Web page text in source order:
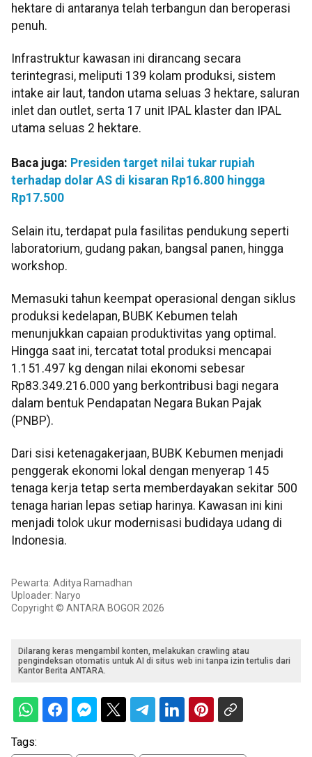
hektare di antaranya telah terbangun dan beroperasi
penuh.
​Infrastruktur kawasan ini dirancang secara
terintegrasi, meliputi 139 kolam produksi, sistem
intake air laut, tandon utama seluas 3 hektare, saluran
inlet dan outlet, serta 17 unit IPAL klaster dan IPAL
utama seluas 2 hektare.
Baca juga: Presiden target nilai tukar rupiah
terhadap dolar AS di kisaran Rp16.800 hingga
Rp17.500
Selain itu, terdapat pula fasilitas pendukung seperti
laboratorium, gudang pakan, bangsal panen, hingga
workshop.
Memasuki tahun keempat operasional dengan siklus
produksi kedelapan, BUBK Kebumen telah
menunjukkan capaian produktivitas yang optimal.
Hingga saat ini, tercatat total produksi mencapai
1.151.497 kg dengan nilai ekonomi sebesar
Rp83.349.216.000 yang berkontribusi bagi negara
dalam bentuk Pendapatan Negara Bukan Pajak
(PNBP).
​Dari sisi ketenagakerjaan, BUBK Kebumen menjadi
penggerak ekonomi lokal dengan menyerap 145
tenaga kerja tetap serta memberdayakan sekitar 500
tenaga harian lepas setiap harinya. Kawasan ini kini
menjadi tolok ukur modernisasi budidaya udang di
Indonesia.
Pewarta: Aditya Ramadhan
Uploader: Naryo
Copyright © ANTARA BOGOR 2026
Dilarang keras mengambil konten, melakukan crawling atau
pengindeksan otomatis untuk AI di situs web ini tanpa izin tertulis dari
Kantor Berita ANTARA.
Tags: